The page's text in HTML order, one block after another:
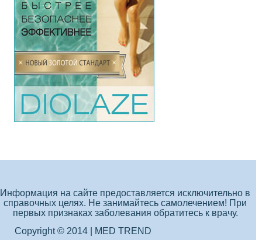
Информация на сайте предоставляется исключительно в
справочных целях. Не занимайтесь самолечением! При
первых признаках заболевания обратитесь к врачу.
Copyright © 2014 | MED TREND